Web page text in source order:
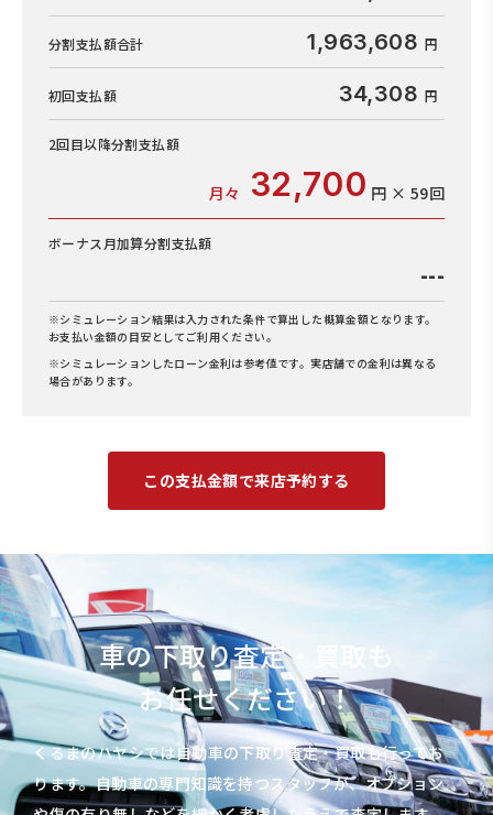
分割支払額合計 1,963,608
初回支払額 34,308
2回目以降分割支払額
月々 32,700 円 × 59回
ボーナス月加算分割支払額
---
※シミュレーション結果は入力された条件で算出した概算金額となります。
お支払い金額の目安としてご利用ください。
※シミュレーションしたローン金利は参考値です。実店舗での金利は異なる
場合があります。
この支払金額で来店予約する
車の下取り査定・買取も
お任せください！
くるまのハヤシでは自動車の下取り査定・買取も行ってお
ります。自動車の専門知識を持つスタッフが、オプション